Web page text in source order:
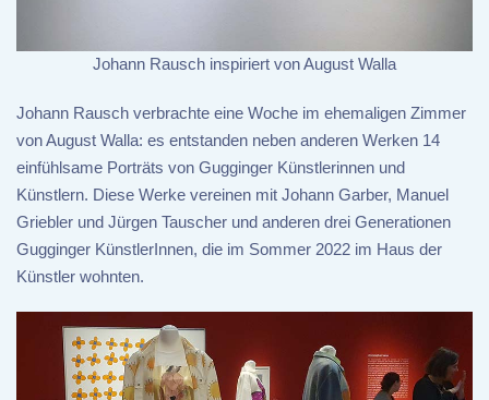
Johann Rausch inspiriert von August Walla
Johann Rausch verbrachte eine Woche im ehemaligen Zimmer
von August Walla: es entstanden neben anderen Werken 14
einfühlsame Porträts von Gugginger Künstlerinnen und
Künstlern. Diese Werke vereinen mit Johann Garber, Manuel
Griebler und Jürgen Tauscher und anderen drei Generationen
Gugginger KünstlerInnen, die im Sommer 2022 im Haus der
Künstler wohnten.